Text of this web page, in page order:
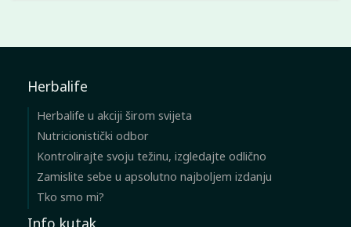
Herbalife
Herbalife u akciji širom svijeta
Nutricionistički odbor
Kontrolirajte svoju težinu, izgledajte odlično
Zamislite sebe u apsolutno najboljem izdanju
Tko smo mi?